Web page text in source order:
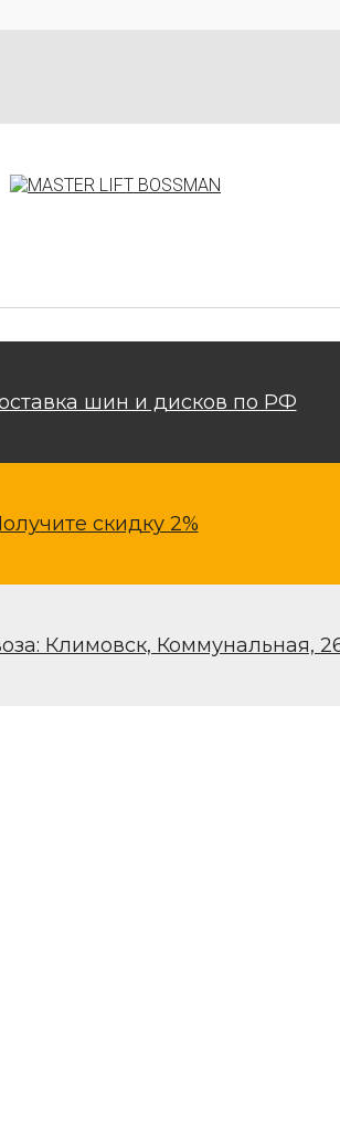
шин и дисков по РФ
скидку 2%
Климовск, Коммунальная,